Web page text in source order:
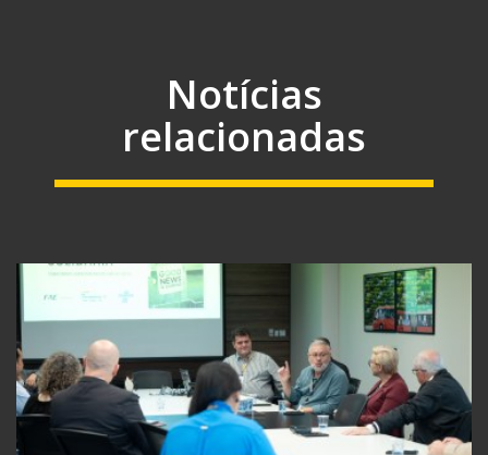
Notícias
relacionadas